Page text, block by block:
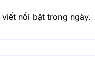
nổi bật trong ngày.